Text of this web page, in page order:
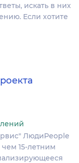
искать в них
Если хотите
ЛюдиPeople
15-летним